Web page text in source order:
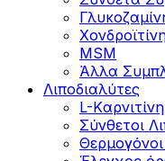
MSM
Άλλα
Λιποδιαλύτες
L-Kαρνιτίνη
Σύνθετοι